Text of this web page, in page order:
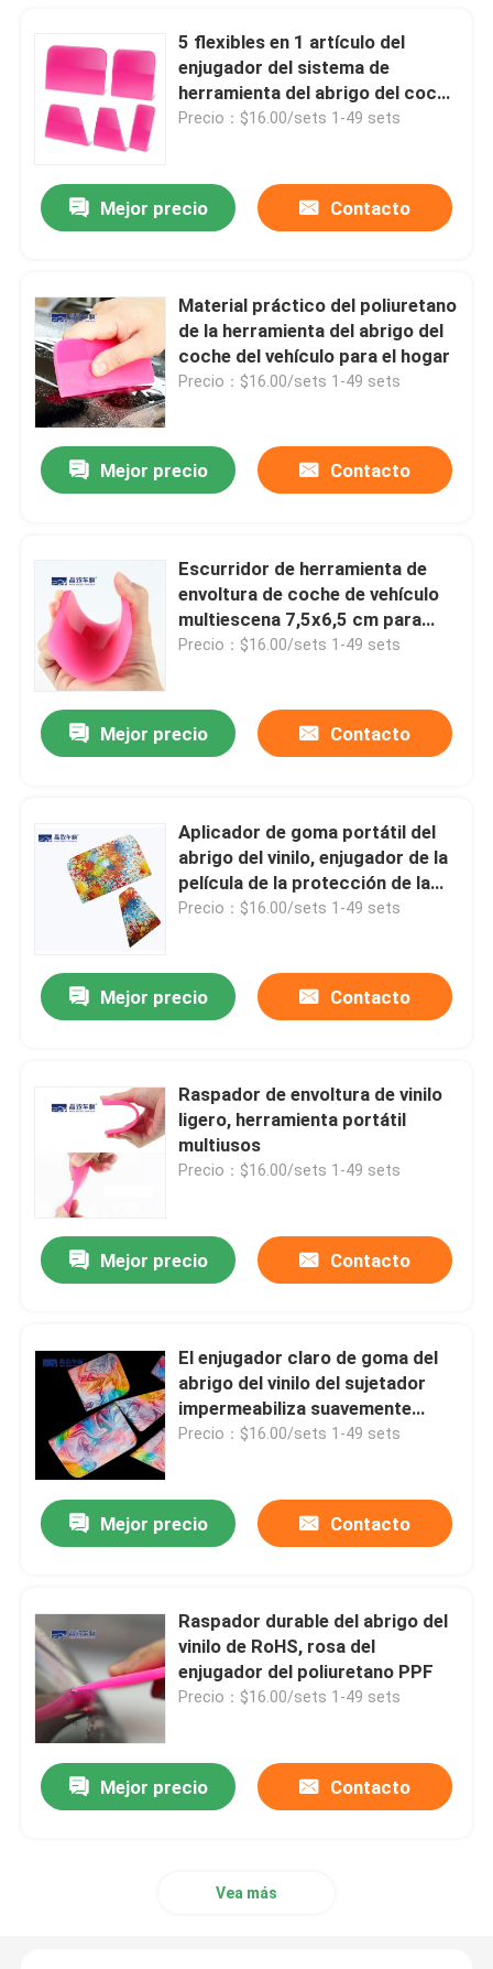
Productos
Videos
Sobre nosotros
Control de Calidad
Contacto
noticias
5 flexibles en 1 artículo del
enjugador del sistema de
herramienta del abrigo del coche
para las películas claras de PPF
Precio：$16.00/sets 1-49 sets
Mejor precio Contacto
Material práctico del poliuretano
de la herramienta del abrigo del
coche del vehículo para el hogar
Precio：$16.00/sets 1-49 sets
Mejor precio Contacto
Escurridor de herramienta de
envoltura de coche de vehículo
multiescena 7,5x6,5 cm para
película de tinte de ventana
Precio：$16.00/sets 1-49 sets
Mejor precio Contacto
Aplicador de goma portátil del
abrigo del vinilo, enjugador de la
película de la protección de la
pintura de TPU
Precio：$16.00/sets 1-49 sets
Mejor precio Contacto
Raspador de envoltura de vinilo
ligero, herramienta portátil
multiusos
Precio：$16.00/sets 1-49 sets
Mejor precio Contacto
El enjugador claro de goma del
abrigo del vinilo del sujetador
impermeabiliza suavemente
práctico
Precio：$16.00/sets 1-49 sets
Mejor precio Contacto
Raspador durable del abrigo del
vinilo de RoHS, rosa del
enjugador del poliuretano PPF
Precio：$16.00/sets 1-49 sets
Mejor precio Contacto
Vea más